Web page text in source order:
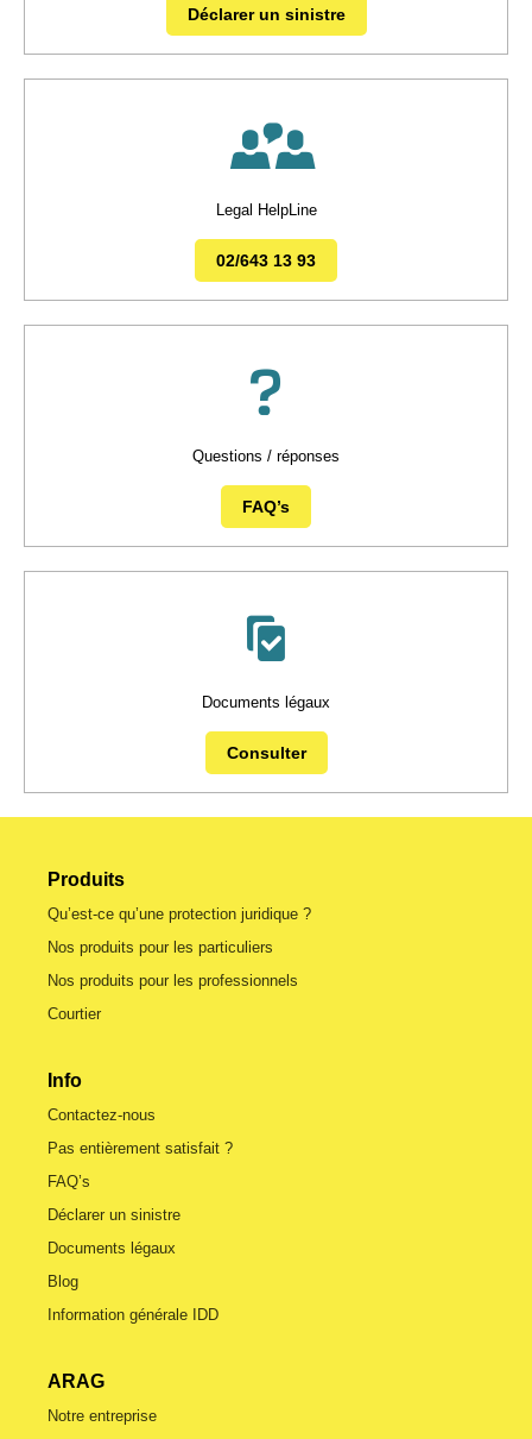
Déclarer un sinistre
Legal HelpLine
02/643 13 93
Questions / réponses
FAQ’s
Documents légaux
Consulter
Produits
Qu’est-ce qu’une protection juridique ?
Nos produits pour les particuliers
Nos produits pour les professionnels
Courtier
Info
Contactez-nous
Pas entièrement satisfait ?
FAQ’s
Déclarer un sinistre
Documents légaux
Blog
Information générale IDD
ARAG
Notre entreprise